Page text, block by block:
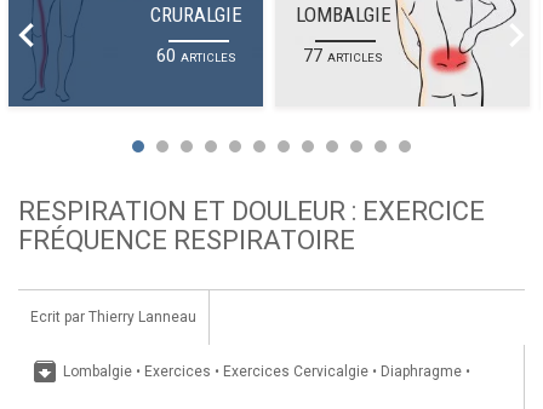
CRURALGIE
60 ARTICLES
LOMBALGIE
77ARTICLES
RESPIRATION ET DOULEUR : EXERCICE
FRÉQUENCE RESPIRATOIRE
Ecrit par Thierry Lanneau
archive Lombalgie • Exercices • Exercices Cervicalgie • Diaphragme •